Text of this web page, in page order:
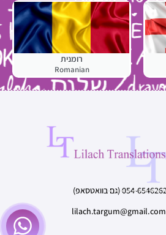
רומנית
Romanian
lilach.targum@gmail.com